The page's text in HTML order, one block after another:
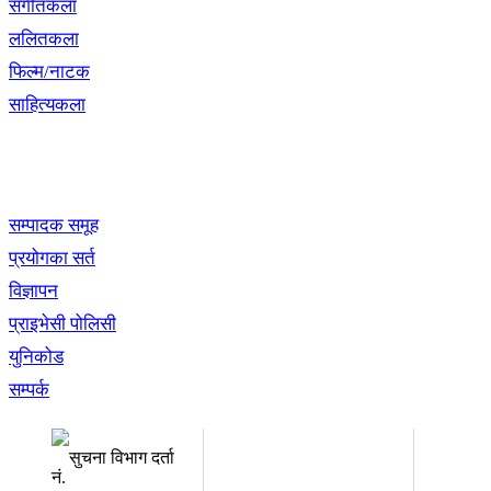
संगीतकला
ललितकला
फिल्म/नाटक
साहित्यकला
सम्पादक समूह
प्रयोगका सर्त
विज्ञापन
प्राइभेसी पोलिसी
युनिकोड
सम्पर्क
सुचना विभाग दर्ता
नं.